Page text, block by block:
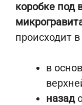
коробке под
происходит
в
назад